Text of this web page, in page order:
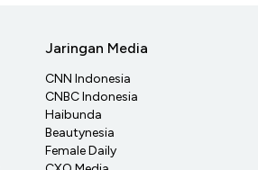
Jaringan Media
CNN Indonesia
CNBC Indonesia
Haibunda
Beautynesia
Female Daily